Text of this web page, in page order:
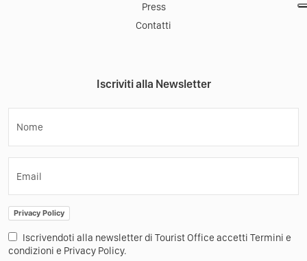
Press
Contatti
Iscriviti alla Newsletter
Nome
Email
Privacy Policy
Iscrivendoti alla newsletter di Tourist Office accetti Termini e
condizioni e Privacy Policy.